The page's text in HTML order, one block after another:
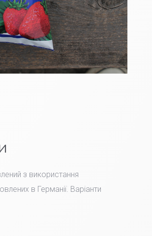
з використання
в Германії. Варіанти